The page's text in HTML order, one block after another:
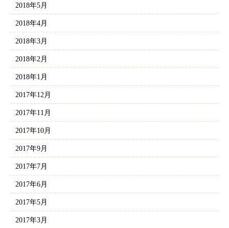
2018年5月
2018年4月
2018年3月
2018年2月
2018年1月
2017年12月
2017年11月
2017年10月
2017年9月
2017年7月
2017年6月
2017年5月
2017年3月